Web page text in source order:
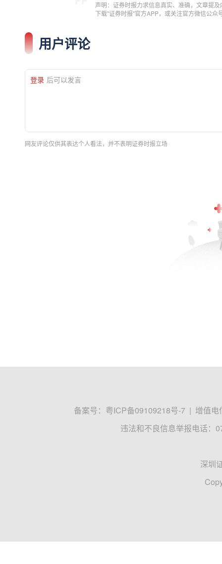
声明：证券时报力求信息真实、准确，文章提
下载"证券时报"官方APP，或关注官方微信公
用户评论
登录 后可以发言
网友评论仅供其表达个人看法，并不表明证券时报立场
备案号： 粤ICP备09109218号-7 | 增值电
违法和不良信息举报电话：
深圳